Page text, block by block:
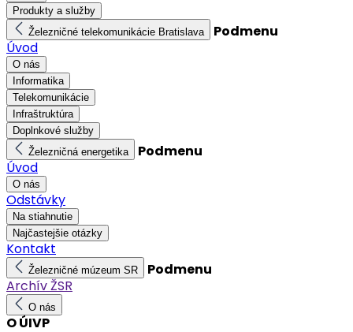
Produkty a služby
Železničné telekomunikácie Bratislava
Podmenu
Úvod
O nás
Informatika
Telekomunikácie
Infraštruktúra
Doplnkové služby
Železničná energetika
Podmenu
Úvod
O nás
Odstávky
Na stiahnutie
Najčastejšie otázky
Kontakt
Železničné múzeum SR
Podmenu
Archív ŽSR
O nás
O ÚIVP